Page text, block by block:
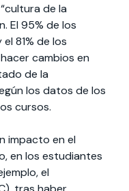
de la
El 95% de los
81% de los
cambios en
de la
los datos de los
cursos.
impacto en el
en los estudiantes
el